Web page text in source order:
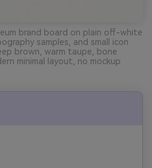
brand board on plain off-white
samples, and small icon
brown, warm taupe, bone
minimal layout, no mockup